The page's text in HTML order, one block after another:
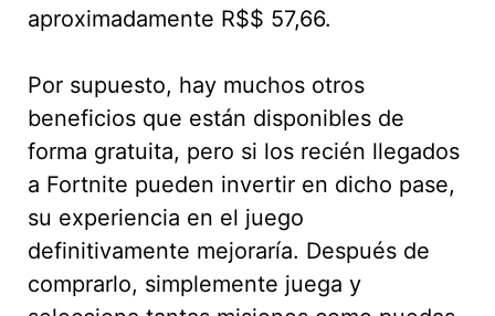
aproximadamente R$$ 57,66.
Por supuesto, hay muchos otros
beneficios que están disponibles de
forma gratuita, pero si los recién llegados
a Fortnite pueden invertir en dicho pase,
su experiencia en el juego
definitivamente mejoraría. Después de
comprarlo, simplemente juega y